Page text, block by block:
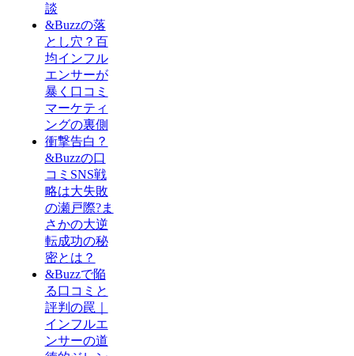
談
&Buzzの落
とし穴？百
均インフル
エンサーが
暴く口コミ
マーケティ
ングの裏側
衝撃告白？
&Buzzの口
コミSNS戦
略は大失敗
の瀬戸際?ま
さかの大逆
転成功の秘
密とは？
&Buzzで陥
る口コミと
評判の罠｜
インフルエ
ンサーの道